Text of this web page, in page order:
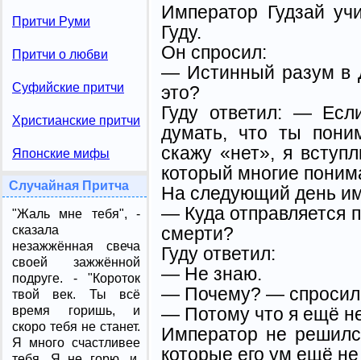
Притчи Руми
Притчи о любви
Суфийские притчи
Христианские притчи
Японские мифы
Случайная Притча
"Жаль мне тебя", -
сказала
незажжённая свеча
своей зажжённой
подруге. - "Короток
твой век. Ты всё
время горишь, и
скоро тебя не станет.
Я много счастливее
Император Гудзай
Гуду.
Он спросил:
— Истинный разум в
это?
Гуду ответил: —
думать, что ты
скажу «нет», я
который многие
На следующий день
— Куда отправляется
смерти?
Гуду ответил:
— Не знаю.
— Почему? — спросил
— Потому что я ещё
Император не
которые его ум ещё не